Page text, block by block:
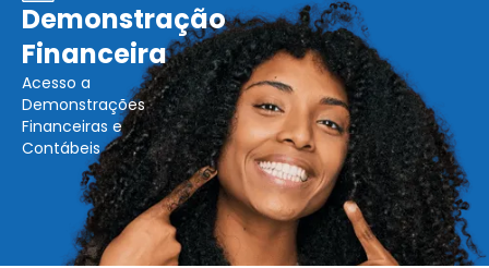
Demonstração
Financeira
Acesso a
Demonstrações
Financeiras e
Contábeis